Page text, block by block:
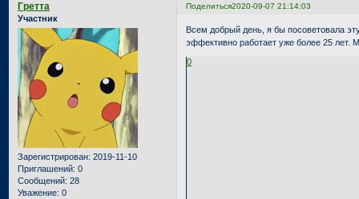
Поделиться2020-09-07 21:14:03
Гретта
Участник
Зарегистрирован: 2019-11-10
Приглашений: 0
Сообщений: 28
Уважение: 0
Всем добрый день, я бы посоветовала
эффективно работает уже более 25
0